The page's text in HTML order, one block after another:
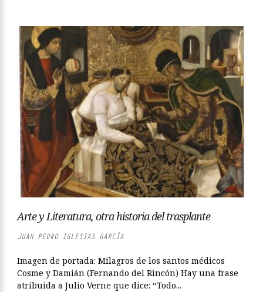
Arte y Literatura, otra historia del trasplante
JUAN PEDRO IGLESIAS GARCÍA
Imagen de portada: Milagros de los santos médicos
Cosme y Damián (Fernando del Rincón) Hay una frase
atribuida a Julio Verne que dice: “Todo...